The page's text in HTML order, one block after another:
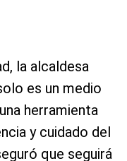
la alcaldesa
es un medio
herramienta
y cuidado del
que seguirá